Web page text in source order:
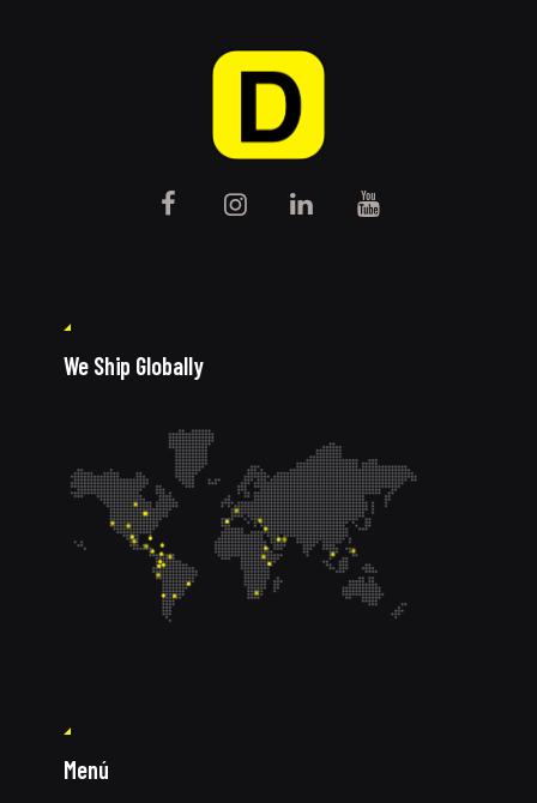
We Ship Globally
Menú